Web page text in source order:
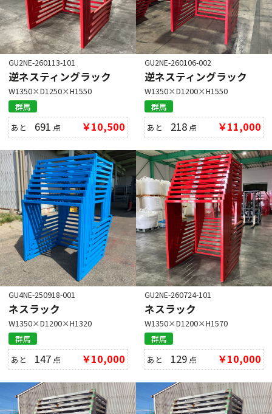
GU2NE-260113-101
逆ネスティングラック
W1350×D1250×H1550
群馬
あと 691 点 ￥10,500
GU2NE-260106-002
逆ネスティングラック
W1350×D1200×H1550
群馬
あと 218 点 ￥11,000
GU4NE-250918-001
ネスラック
W1350×D1200×H1320
群馬
あと 147 点 ￥10,000
GU2NE-260724-101
ネスラック
W1350×D1200×H1570
群馬
あと 129 点 ￥10,000